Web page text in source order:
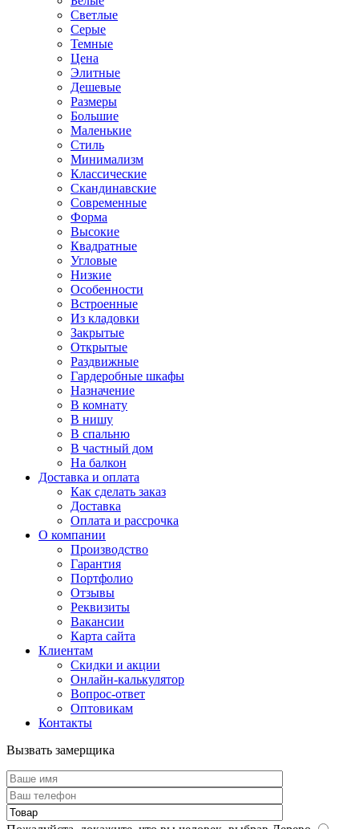
Светлые
Серые
Темные
Цена
Элитные
Дешевые
Размеры
Большие
Маленькие
Стиль
Минимализм
Классические
Скандинавские
Современные
Форма
Высокие
Квадратные
Угловые
Низкие
Особенности
Встроенные
Из кладовки
Закрытые
Открытые
Раздвижные
Гардеробные шкафы
Назначение
В комнату
В нишу
В спальню
В частный дом
На балкон
Доставка и оплата
Как сделать заказ
Доставка
Оплата и рассрочка
О компании
Производство
Гарантия
Портфолио
Отзывы
Реквизиты
Вакансии
Карта сайта
Клиентам
Скидки и акции
Онлайн-калькулятор
Вопрос-ответ
Оптовикам
Контакты
Вызвать замерщика